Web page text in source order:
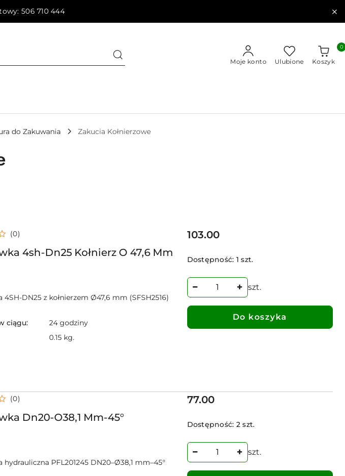
506 710 444
Moje konto Ulubione Koszyk
0
do Zakuwania Zakucia Kołnierzowe
4sh-Dn25 Kołnierz O 47,6 Mm
(0)
4SH-DN25 z kołnierzem Ø47,6 mm (SFSH2516)
ciągu:
24 godziny
0.15 kg.
Cena:
103.00
Dostępność: 1 szt.
szt.
Do koszyka
Dn20-O38,1 Mm-45°
(0)
hydrauliczna PFL201245 DN20–Ø38,1 mm–45°
Cena:
77.00
Dostępność: 2 szt.
szt.